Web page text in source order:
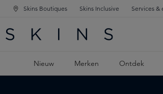
NAVIGATIE
DE HOOFDINHOUD
Skins Boutiques Skins Inclusive Services &
Nieuw Merken Ontdek